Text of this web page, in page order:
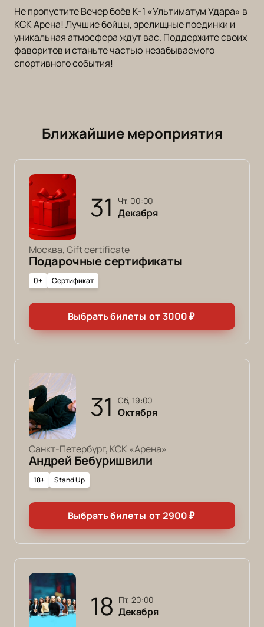
Не пропустите Вечер боёв К-1 «Ультиматум Удара» в
КСК Арена! Лучшие бойцы, зрелищные поединки и
уникальная атмосфера ждут вас. Поддержите своих
фаворитов и станьте частью незабываемого
спортивного события!
Ближайшие мероприятия
31 чт, 00:00
Декабря
Москва, Gift certificate
Подарочные сертификаты
0+ Сертификат
Выбрать билеты от 3000₽
31 сб, 19:00
Октября
Санкт-Петербург, КСК «Арена»
Андрей Бебуришвили
18+ Stand Up
Выбрать билеты от 2900₽
18 пт, 20:00
Декабря